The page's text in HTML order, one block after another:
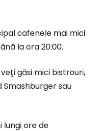
cafenele mai mici
la ora 20:00.
găsi mici bistrouri,
sau
lungi ore de